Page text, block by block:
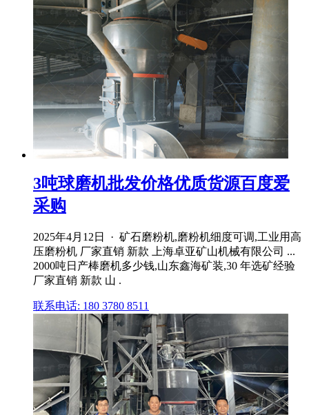
3吨球磨机批发价格优质货源百度爱
采购
2025年4月12日 · 矿石磨粉机,磨粉机细度可调,工业用高
压磨粉机 厂家直销 新款 上海卓亚矿山机械有限公司 ...
2000吨日产棒磨机多少钱,山东鑫海矿装,30 年选矿经验
厂家直销 新款 山 .
联系电话: 180 3780 8511